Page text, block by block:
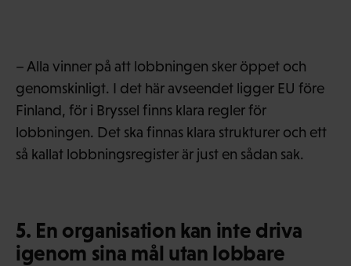
– Alla vinner på att lobbningen sker öppet och
genomskinligt. I det här avseendet ligger EU före
Finland, för i Bryssel finns klara regler för
lobbningen. Det ska finnas klara strukturer och ett
så kallat lobbningsregister är just en sådan sak.
5. En organisation kan inte driva
igenom sina mål utan lobbare